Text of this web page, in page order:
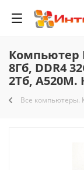
Компьютер
8Гб, DDR4
2Тб, A520M.
Все компьютеры.